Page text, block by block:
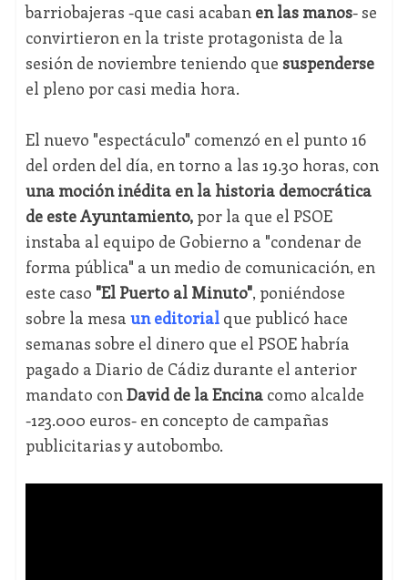
barriobajeras -que casi acaban en las manos- se
convirtieron en la triste protagonista de la
sesión de noviembre teniendo que suspenderse
el pleno por casi media hora.
El nuevo "espectáculo" comenzó en el punto 16
del orden del día, en torno a las 19.30 horas, con
una moción inédita en la historia democrática
de este Ayuntamiento,por la que el PSOE
instaba al equipo de Gobierno a "condenar de
forma pública" a un medio de comunicación, en
este caso "El Puerto al Minuto", poniéndose
sobre la mesa un editorialque publicó hace
semanas sobre el dinero que el PSOE habría
pagado a Diario de Cádiz durante el anterior
mandato conDavid de la Encinacomo alcalde
-123.000 euros- en concepto de campañas
publicitarias y autobombo.